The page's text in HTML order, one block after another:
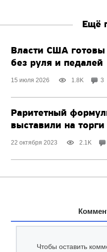
Ещё
Власти США
без руля и педалей
15 июля 2026 1.8K 3
Раритетный
выставили на
22 октября 2023 2.1K
Чтобы оставить